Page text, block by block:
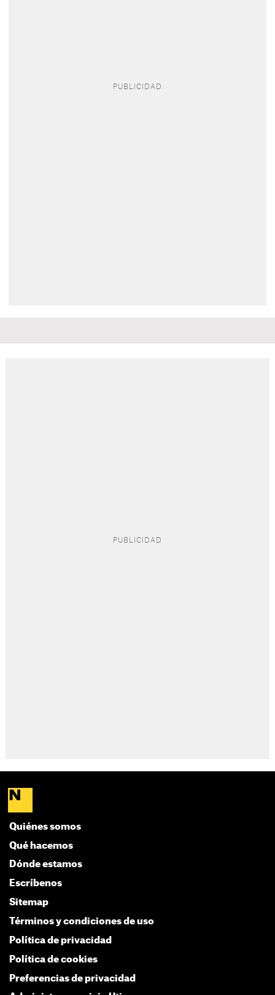
Quiénes somos
Qué hacemos
Dónde estamos
Escríbenos
Sitemap
Términos y condiciones de uso
Política de privacidad
Política de cookies
Preferencias de privacidad